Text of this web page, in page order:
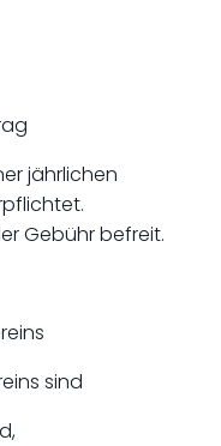
jährlichen
Gebühr befreit.
sind